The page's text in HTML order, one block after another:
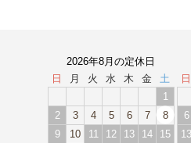
2026年8月の定休日
日
月 火 水 木 金
土
1
2
3 4 5 6 7
8
9
10 11 12 13 14
15
日
6
13